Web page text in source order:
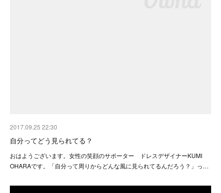
2017.09.25 22:30
自分ってどう見られてる？
おはようございます。女性の笑顔のサポーター ドレスデザイナーKUMI
OHARAです。「自分って周りからどんな風に見られてるんだろう？」っ…